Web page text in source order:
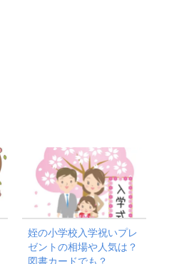
姪の小学校入学祝いプレ
ゼントの相場や人気は？
図書カードでも？